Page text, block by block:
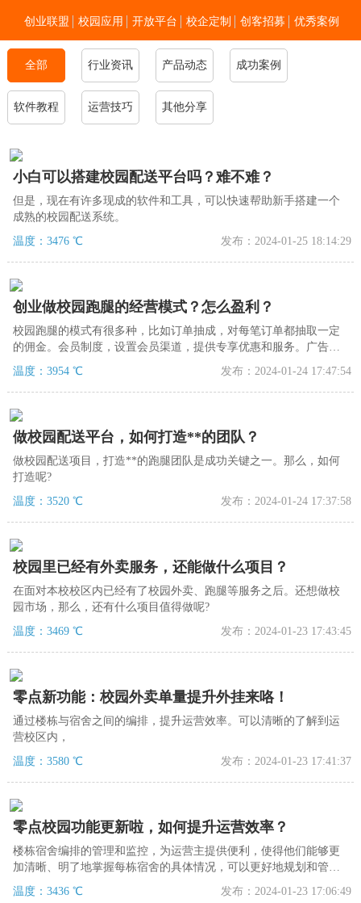
创业联盟 校园应用 开放平台 校企定制 创客招募 优秀案例
新闻资讯 加入我们 关于零点
全部 行业资讯 产品动态 成功案例
软件教程 运营技巧 其他分享
小白可以搭建校园配送平台吗？难不难？
但是，现在有许多现成的软件和工具，可以快速帮助新手搭建一个
成熟的校园配送系统。
温度：3476 ℃
发布：2024-01-25 18:14:29
创业做校园跑腿的经营模式？怎么盈利？
校园跑腿的模式有很多种，比如订单抽成，对每笔订单都抽取一定
的佣金。会员制度，设置会员渠道，提供专享优惠和服务。广告收
入，商家需要推广自己的商品，可以在平台轮播商品或店铺广告，
收取一定费用等。
温度：3954 ℃ 发布：2024-01-24 17:47:54
做校园配送平台，如何打造**的团队？
做校园配送项目，打造**的跑腿团队是成功关键之一。那么，如何
打造呢?
温度：3520 ℃
发布：2024-01-24 17:37:58
校园里已经有外卖服务，还能做什么项目？
在面对本校校区内已经有了校园外卖、跑腿等服务之后。还想做校
园市场，那么，还有什么项目值得做呢?
温度：3469 ℃
发布：2024-01-23 17:43:45
零点新功能：校园外卖单量提升外挂来咯！
通过楼栋与宿舍之间的编排，提升运营效率。可以清晰的了解到运
营校区内，
温度：3580 ℃
发布：2024-01-23 17:41:37
零点校园功能更新啦，如何提升运营效率？
楼栋宿舍编排的管理和监控，为运营主提供便利，使得他们能够更
加清晰、明了地掌握每栋宿舍的具体情况，可以更好地规划和管理
宿舍资源，提高管理和运营效率。
温度：3436 ℃ 发布：2024-01-23 17:06:49